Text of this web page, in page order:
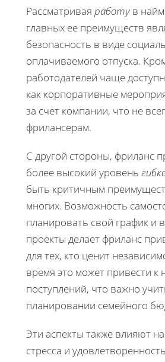
Рассматривая работув
главных ее преимуществ
безопасность в виде
оплачиваемого отпуска.
работодателей чаще
как корпоративные
за счет компании, что не
фрилансерам.
С другой стороны, фриланс
более высокий уровень
быть критичным
многих. Возможность
планировать свой график и
проекты делает фриланс
для тех, кто ценит
время это может привести к
поступлений, что важно
планировании семейного
Эти аспекты также влияют
стресса и